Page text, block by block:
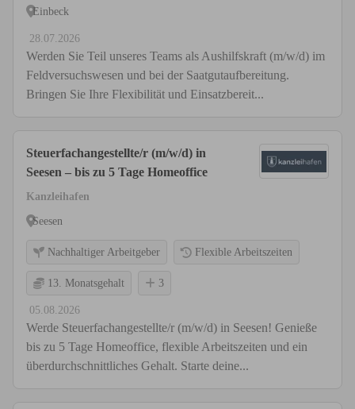
Einbeck
28.07.2026
Werden Sie Teil unseres Teams als Aushilfskraft (m/w/d) im
Feldversuchswesen und bei der Saatgutaufbereitung.
Bringen Sie Ihre Flexibilität und Einsatzbereit...
Steuerfachangestellte/r (m/w/d) in
Seesen – bis zu 5 Tage Homeoffice
Kanzleihafen
Seesen
Nachhaltiger Arbeitgeber Flexible Arbeitszeiten
13. Monatsgehalt 3
05.08.2026
Werde Steuerfachangestellte/r (m/w/d) in Seesen! Genieße
bis zu 5 Tage Homeoffice, flexible Arbeitszeiten und ein
überdurchschnittliches Gehalt. Starte deine...